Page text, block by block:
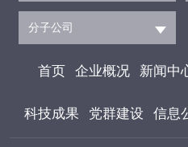
分子公司
首页 企业概况 新闻中
科技成果 党群建设 信息